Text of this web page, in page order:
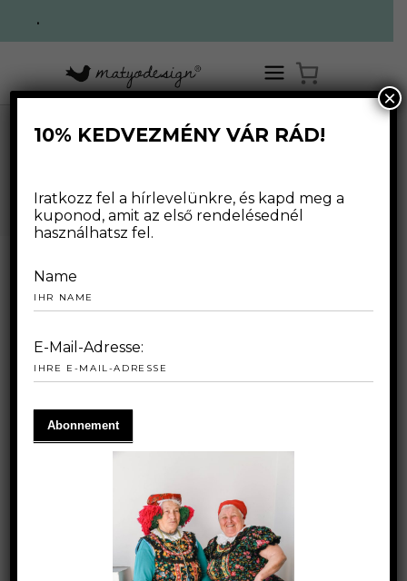
.
10% KEDVEZMÉNY VÁR RÁD!
Iratkozz fel a hírlevelünkre, és kapd meg a
kuponod, amit az első rendelésednél
használhatsz fel.
Name
E-Mail-Adresse:
×